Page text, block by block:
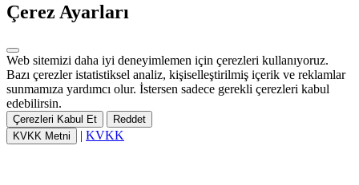
Çerez Ayarları
Web sitemizi daha iyi deneyimlemen için çerezleri kullanıyoruz.
Bazı çerezler istatistiksel analiz, kişiselleştirilmiş içerik ve reklamlar
sunmamıza yardımcı olur. İstersen sadece gerekli çerezleri kabul
edebilirsin.
Çerezleri Kabul Et
Reddet
KVKK Metni
| KVKK